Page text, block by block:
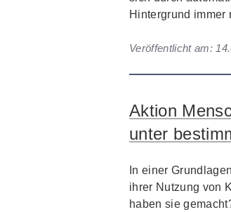
Hintergrund immer
Veröffentlicht am:
Aktion
unter
In einer
ihrer Nutzung von
haben sie